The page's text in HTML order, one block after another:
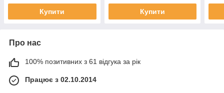
Купити Купити
Про нас
100% позитивних з 61 відгука за рік
Працює з 02.10.2014